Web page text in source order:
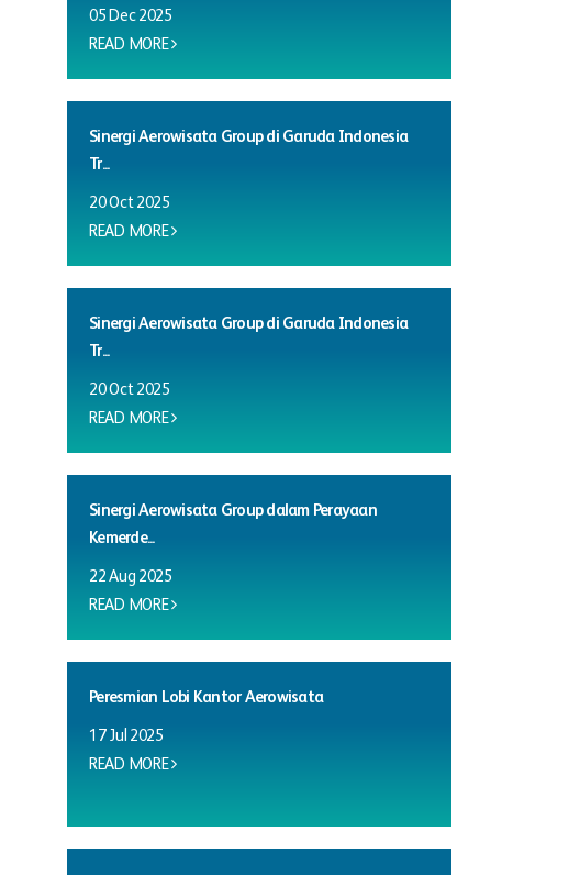
05 Dec 2025
READ MORE
Sinergi Aerowisata Group di Garuda Indonesia
Tr...
20 Oct 2025
READ MORE
Sinergi Aerowisata Group di Garuda Indonesia
Tr...
20 Oct 2025
READ MORE
Sinergi Aerowisata Group dalam Perayaan
Kemerde...
22 Aug 2025
READ MORE
Peresmian Lobi Kantor Aerowisata
17 Jul 2025
READ MORE